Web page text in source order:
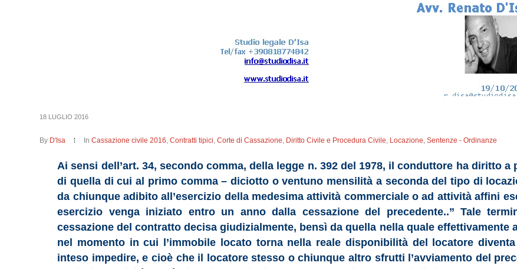
18 LUGLIO 2016
By D'Isa InCassazione civile 2016,Contratti tipici,Corte di Cassazione, Diritto Civile e Procedura Civile, Locazione,Sentenze - Ordinanze
Ai sensi dell’art. 34, secondo comma, della legge n. 392 del 1978, il conduttore ha diritto
di quella di cui al primo comma – diciotto o ventuno mensilità a seconda del tipo di
da chiunque adibito all’esercizio della medesima attività commerciale o ad attività affini
esercizio venga iniziato entro un anno dalla cessazione del precedente..” Tale
cessazione del contratto decisa giudizialmente, bensì da quella nella quale
nel momento in cui l’immobile locato torna nella reale disponibilità del locatore
inteso impedire, e cioè che il locatore stesso o chiunque altro sfrutti l’avviamento del